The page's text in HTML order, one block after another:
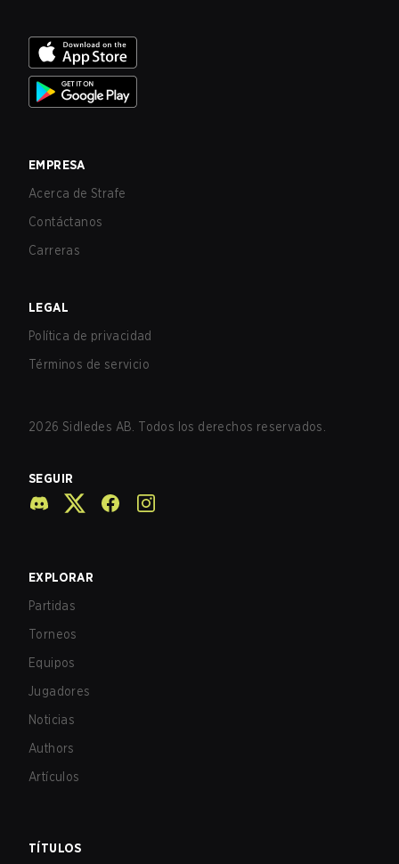
EMPRESA
Acerca de Strafe
Contáctanos
Carreras
LEGAL
Política de privacidad
Términos de servicio
2026 Sidledes AB. Todos los derechos reservados.
SEGUIR
EXPLORAR
Partidas
Torneos
Equipos
Jugadores
Noticias
Authors
Artículos
TÍTULOS